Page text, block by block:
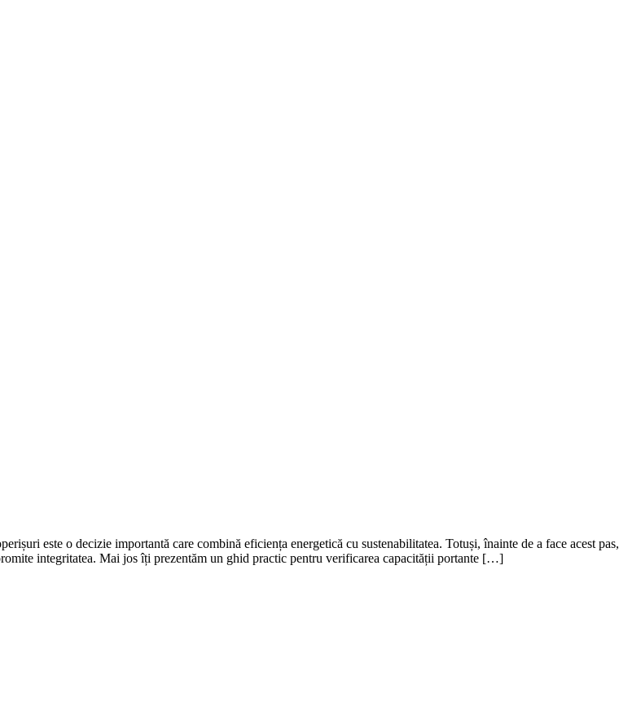
este o decizie importantă care combină eficiența energetică cu sustenabilitatea. Totuși, înainte de a face acest pas,
integritatea. Mai jos îți prezentăm un ghid practic pentru verificarea capacității portante […]